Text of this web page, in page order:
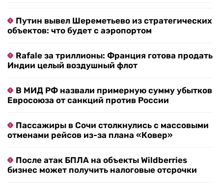
Путин вывел Шереметьево из стратегических
объектов: что будет с аэропортом
Rafale за триллионы: Франция готова продать
Индии целый воздушный флот
В МИД РФ назвали примерную сумму убытков
Евросоюза от санкций против России
Пассажиры в Сочи столкнулись с массовыми
отменами рейсов из-за плана «Ковер»
После атак БПЛА на объекты Wildberries
бизнес может получить налоговые отсрочки